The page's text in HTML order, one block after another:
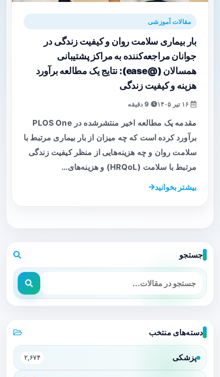
مقالات آموزشی
بار بیماری سلامت روان و کیفیت زندگی در
جوانان مراجعه‌کننده به مراکز پشتیبانی
همسالان (@ease): نتایج یک مطالعه برآورد
هزینه و کیفیت زندگی
مقدمه یک مطالعه اخیر منتشرشده در PLOS One
برآورد کرده است که چه میزان از بار بیماری مرتبط با
سلامت روان و چه هزینه‌هایی از منظر کیفیت زندگی
مرتبط با سلامت (HRQoL) و هزینه‌های…
بیشتر بخوانید
جستجو
دسته‌های منتخب
پزشکی ۲,۶۷۴